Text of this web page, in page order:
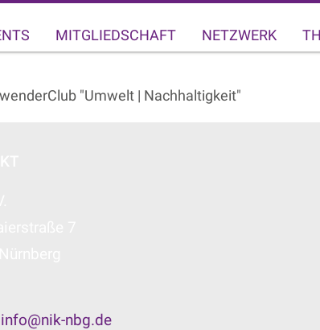
MITGLIEDSCHAFT NETZWERK
"Umwelt | Nachhaltigkeit"
info@nik-nbg.de